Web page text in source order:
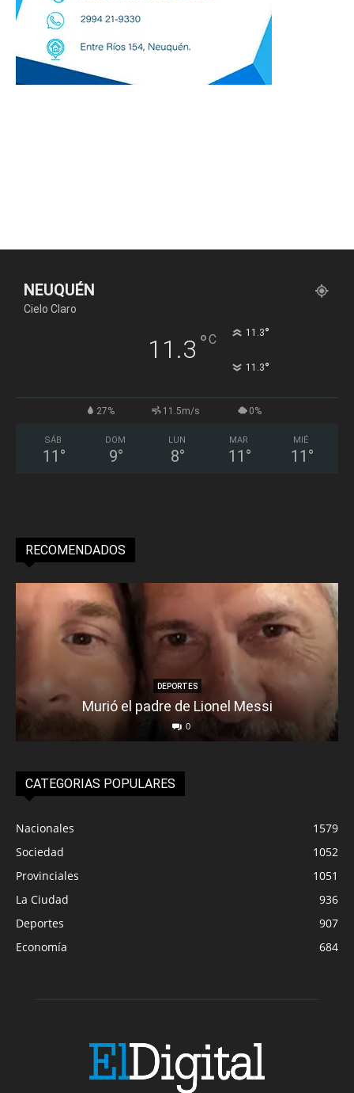
NEUQUÉN
Cielo Claro
11.3 °C 11.3°
11.3°
27% 11.5m/s 0%
SÁB
11 °
DOM
9°
LUN
8°
MAR
11 °
MIÉ
11 °
RECOMENDADOS
DEPORTES
Murió el padre de Lionel Messi
0
CATEGORIAS POPULARES
Nacionales
1579
Sociedad
1052
Provinciales
1051
La Ciudad
936
Deportes
907
Economía
684